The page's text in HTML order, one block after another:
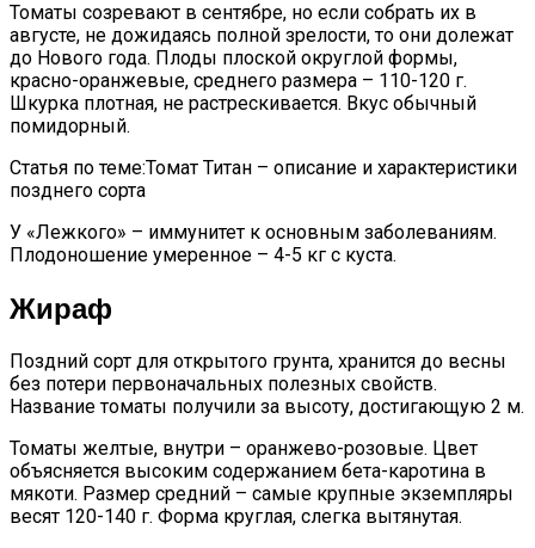
Томаты созревают в сентябре, но если собрать их в
августе, не дожидаясь полной зрелости, то они долежат
до Нового года. Плоды плоской округлой формы,
красно-оранжевые, среднего размера – 110-120 г.
Шкурка плотная, не растрескивается. Вкус обычный
помидорный.
Статья по теме:Томат Титан – описание и характеристики
позднего сорта
У «Лежкого» – иммунитет к основным заболеваниям.
Плодоношение умеренное – 4-5 кг с куста.
Жираф
Поздний сорт для открытого грунта, хранится до весны
без потери первоначальных полезных свойств.
Название томаты получили за высоту, достигающую 2 м.
Томаты желтые, внутри – оранжево-розовые. Цвет
объясняется высоким содержанием бета-каротина в
мякоти. Размер средний – самые крупные экземпляры
весят 120-140 г. Форма круглая, слегка вытянутая.